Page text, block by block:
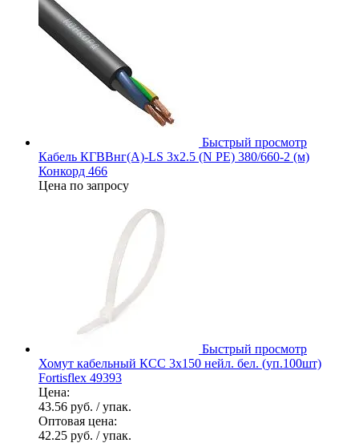
Быстрый просмотр
Кабель КГВВнг(А)-LS 3х2.5 (N PE) 380/660-2 (м)
Конкорд 466
Цена по запросу
Быстрый просмотр
Хомут кабельный КСС 3х150 нейл. бел. (уп.100шт)
Fortisflex 49393
Цена:
43.56 руб. / упак.
Оптовая цена:
42.25 руб. / упак.